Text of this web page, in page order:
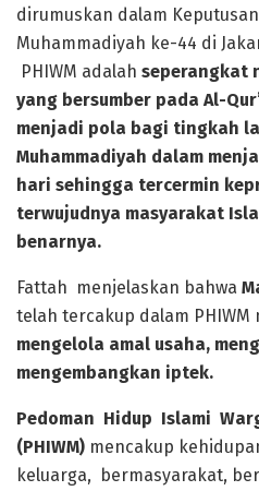
dirumuskan dalam
Muhammadiyah ke-44 di
PHIWM adalah seperangkat
yang bersumber pada Al-
menjadi pola bagi tingkah
Muhammadiyah dalam
hari sehingga tercermin
terwujudnya masyarakat
benarnya.
Fattah menjelaskan bahwa
telah tercakup dalam PHIWM
mengelola amal usaha,
mengembangkan iptek.
Pedoman Hidup Islami
(PHIWM) mencakup
keluarga, bermasyarakat,